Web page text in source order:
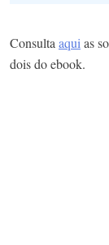
Consulta aqui as
dois do ebook.